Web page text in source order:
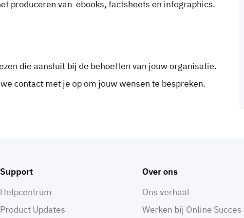
produceren van ebooks, factsheets en infographics.
die aansluit bij de behoeften van jouw organisatie.
contact met je op om jouw wensen te bespreken.
Support
Helpcentrum
Product Updates
Over ons
Ons verhaal
Werken bij Online Succes